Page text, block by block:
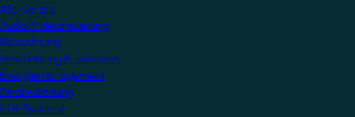
Alle Geräte
Audio/Videosteuerung
Beleuchtung
Beschattung & Jalousien
Energiemanagement
Fernbedienung
HLK-Systeme